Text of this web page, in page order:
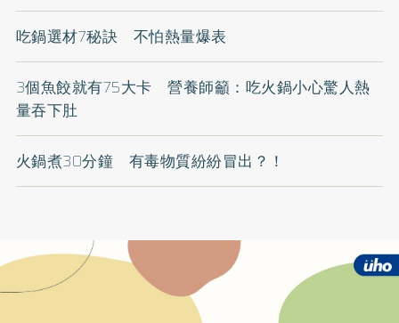
吃鍋選材7秘訣 不怕熱量爆表
3個魚餃就有75大卡 營養師籲：吃火鍋小心驚人熱
量吞下肚
火鍋煮30分鐘 有毒物質紛紛冒出？！